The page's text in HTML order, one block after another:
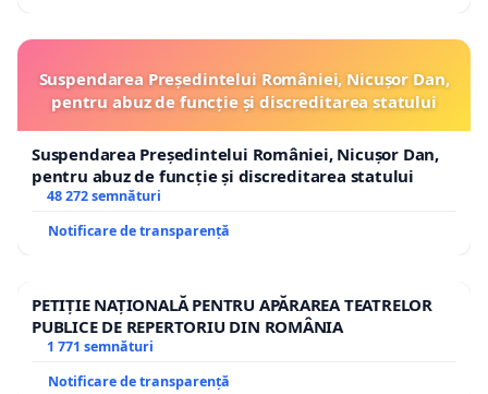
Suspendarea Președintelui României, Nicușor Dan,
pentru abuz de funcție și discreditarea statului
Suspendarea Președintelui României, Nicușor Dan,
pentru abuz de funcție și discreditarea statului
48 272 semnături
Notificare de transparență
PETIȚIE NAȚIONALĂ PENTRU APĂRAREA TEATRELOR
PUBLICE DE REPERTORIU DIN ROMÂNIA
1 771 semnături
Notificare de transparență